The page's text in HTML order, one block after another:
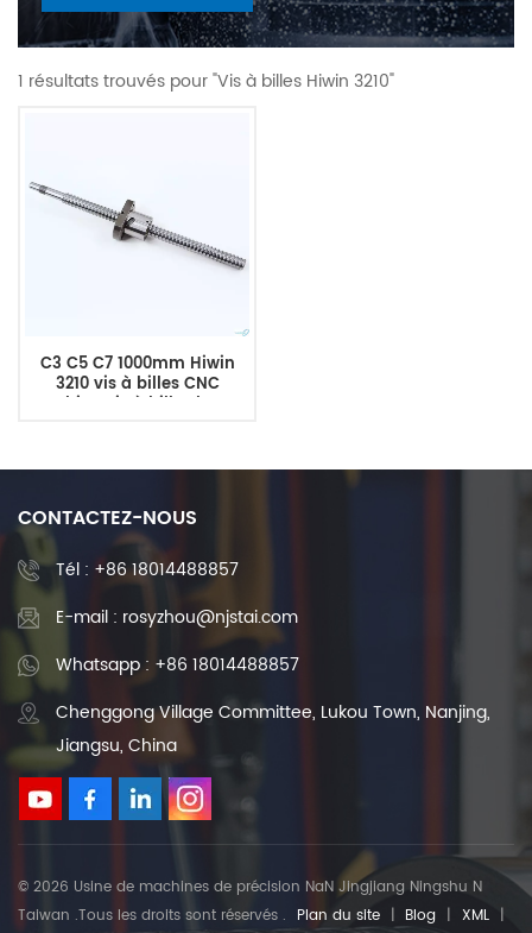
1 résultats trouvés pour "Vis à billes Hiwin 3210"
C3 C5 C7 1000mm Hiwin
3210 vis à billes CNC
Machine vis à billes haute
CONTACTEZ-NOUS
Tél : +86 18014488857
E-mail : rosyzhou@njstai.com
Whatsapp : +86 18014488857
Chenggong Village Committee, Lukou Town, Nanjing,
Jiangsu, China
© 2026 Usine de machines de précision NaN Jingjiang Ningshu N
Taiwan .Tous les droits sont réservés . Plan du site | Blog | XML |